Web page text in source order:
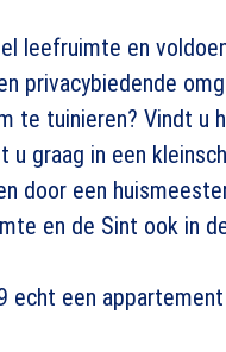
leefruimte en
privacybiedende
te tuinieren? Vindt u
u graag in een
door een
en de Sint ook in
echt een